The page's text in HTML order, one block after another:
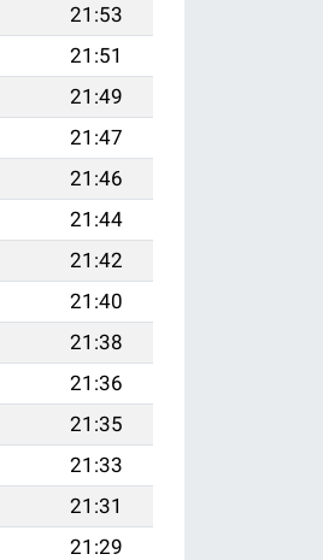
21:53
21:51
21:49
21:47
21:46
21:44
21:42
21:40
21:38
21:36
21:35
21:33
21:31
21:29